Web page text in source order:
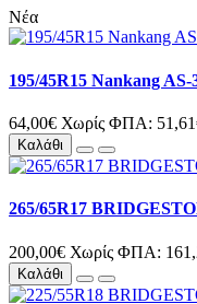
Νέα
195/45R15 Nankang AS-
64,00€ Χωρίς ΦΠΑ:
Καλάθι
265/65R17
200,00€ Χωρίς ΦΠΑ:
Καλάθι